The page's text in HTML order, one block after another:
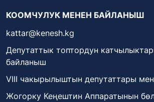
КООМЧУЛУК МЕНЕН БАЙЛАНЫШ
kattar@kenesh.kg
Депутаттык топтордун
байланыш
VIII чакырылыштын депутаттары
Жогорку Кеңештин Аппаратынын